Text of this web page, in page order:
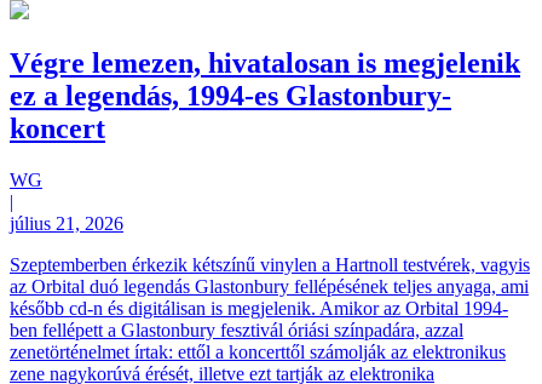
Végre lemezen, hivatalosan is megjelenik
ez a legendás, 1994-es Glastonbury-
koncert
WG
|
július 21, 2026
Szeptemberben érkezik kétszínű vinylen a Hartnoll testvérek, vagyis
az Orbital duó legendás Glastonbury fellépésének teljes anyaga, ami
később cd-n és digitálisan is megjelenik. Amikor az Orbital 1994-
ben fellépett a Glastonbury fesztivál óriási színpadára, azzal
zenetörténelmet írtak: ettől a koncerttől számolják az elektronikus
zene nagykorúvá érését, illetve ezt tartják az elektronika